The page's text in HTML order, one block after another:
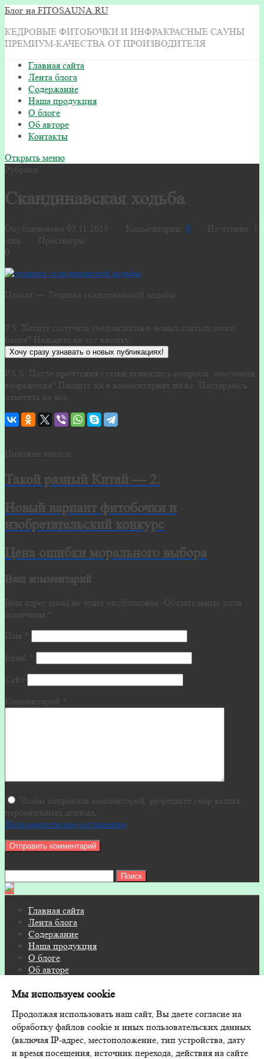
Блог на FITOSAUNA.RU
КЕДРОВЫЕ ФИТОБОЧКИ И ИНФРАКРАСНЫЕ САУНЫ
ПРЕМИУМ-КАЧЕСТВА ОТ ПРОИЗВОДИТЕЛЯ
Главная сайта
Лента блога
Содержание
Наша продукция
О блоге
Об авторе
Контакты
Открыть меню
Рубрика:
Скандинавская ходьба
Опубликовано 03.11.2018 · Комментарии: 0 · На чтение: 1
мин · Просмотры:
0
Плакат — Техника скандинавской ходьбы
P.S. Хотите получать уведомления о новых статьях этого
блога? Нажмите на эту кнопку:
Хочу сразу узнавать о новых публикациях!
P.S.S. После прочтения статьи появились вопросы, замечания,
возражения? Пишите их в комментариях ниже. Постараюсь
ответить на все.
Похожие записи
Такой разный Китай — 2.
Новый вариант фитобочки и
изобретательский конкурс
Цена ошибки морального выбора
Ваш комментарий
Ваш адрес email не будет опубликован. Обязательные поля
помечены
Имя
Email
Сайт
Комментарий
Чтобы отправить комментарий, разрешите сбор ваших
персональных данных .
Пользовательское соглашение
Главная сайта
Лента блога
Содержание
Наша продукция
О блоге
Об авторе
© 2026 Блог на FITOSAUNA.RU · Дизайн и поддержка:
GoodwinPress.ru
Мы используем cookie
Продолжая использовать наш сайт, Вы даете согласие на
обработку файлов cookie и иных пользовательских данных
(включая IP-адрес, местоположение, тип устройства, дату
и время посещения, источник перехода, действия на сайте